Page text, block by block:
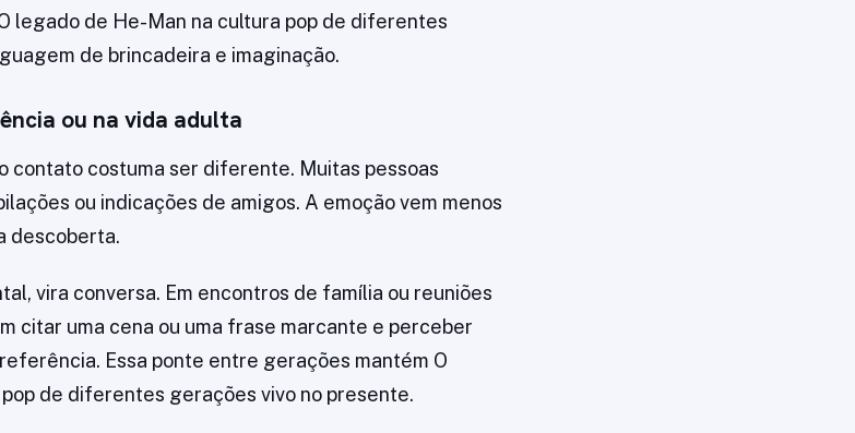
legado de He-Man na cultura pop de diferentes
de brincadeira e imaginação.
ou na vida adulta
contato costuma ser diferente. Muitas pessoas
ou indicações de amigos. A emoção vem menos
descoberta.
vira conversa. Em encontros de família ou reuniões
citar uma cena ou uma frase marcante e perceber
Essa ponte entre gerações mantém O
de diferentes gerações vivo no presente.